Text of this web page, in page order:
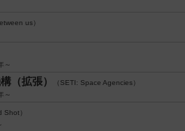
us）
～
（拡張）
（SETI: Space Agencies）
～
Shot）